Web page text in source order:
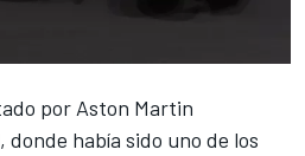
por Aston Martin
, donde había sido uno de los